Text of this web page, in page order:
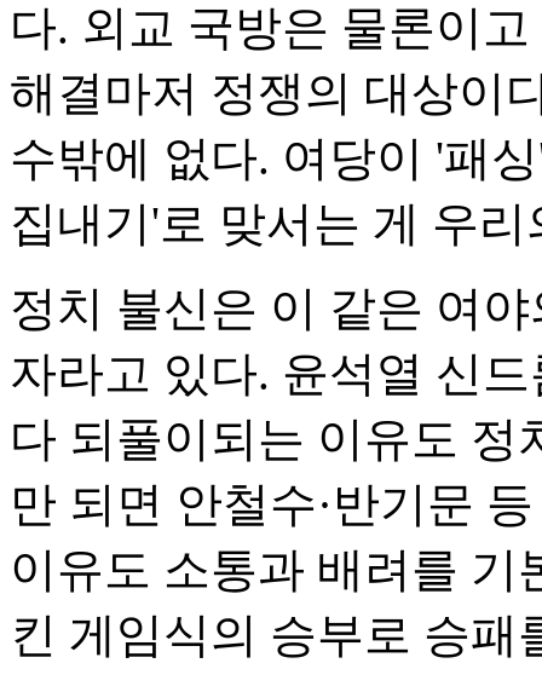
다. 외교 국방은 물론이
해결마저 정쟁의 대상이
수밖에 없다. 여당이 '패
집내기'로 맞서는 게 우
정치 불신은 이 같은 여
자라고 있다. 윤석열 신
다 되풀이되는 이유도 정
만 되면 안철수·반기문
이유도 소통과 배려를 기
킨 게임식의 승부로 승패